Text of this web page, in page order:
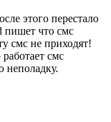
этого перестало
пишет что смс
смс не приходят!
смс
неполадку.